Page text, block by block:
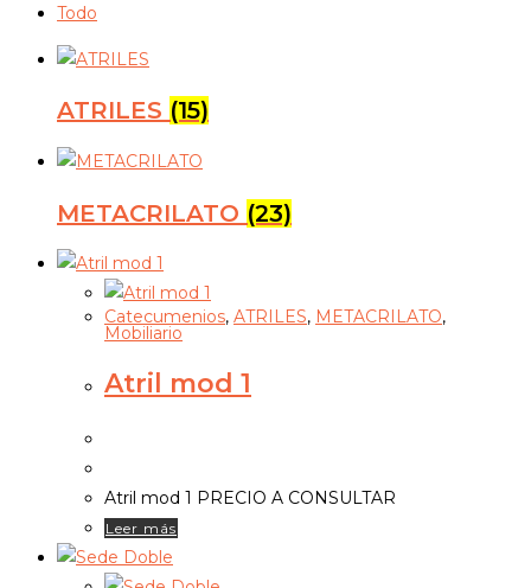
Todo
ATRILES (15)
METACRILATO (23)
Catecumenios, ATRILES, METACRILATO,
Mobiliario
Atril mod 1
Atril mod 1 PRECIO A CONSULTAR
Leer más